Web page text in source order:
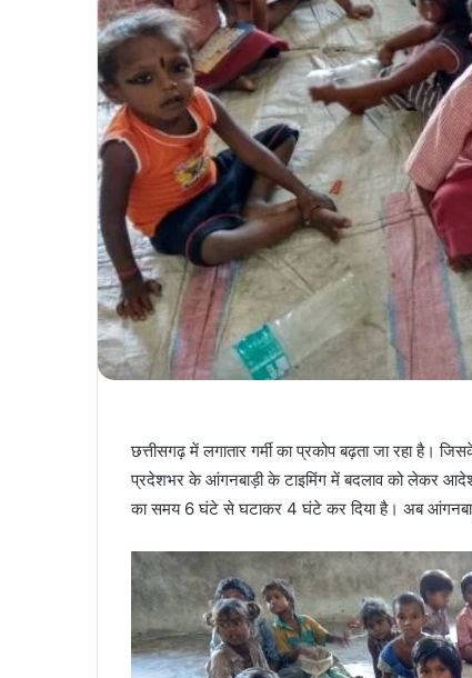
छत्तीसगढ़ में लगातार गर्मी का प्रकोप बढ़ता जा रहा है।
प्रदेशभर के आंगनबाड़ी के टाइमिंग में बदलाव को लेकर
का समय 6 घंटे से घटाकर 4 घंटे कर दिया है। अब